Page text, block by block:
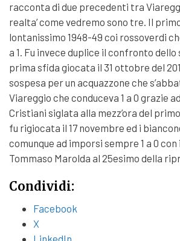
racconta di due precedenti tra
realta’ come vedremo sono tre. Il
lontanissimo 1948-49 coi rossoverdi
a 1. Fu invece duplice il confronto dello
prima sfida giocata il 31 ottobre del
sospesa per un acquazzone che
Viareggio che conduceva 1 a 0 grazie
Cristiani siglata alla mezz’ora del
fu rigiocata il 17 novembre ed i
comunque ad imporsi sempre 1 a 0 con
Tommaso Marolda al 25esimo della
Condividi:
Facebook
X
LinkedIn